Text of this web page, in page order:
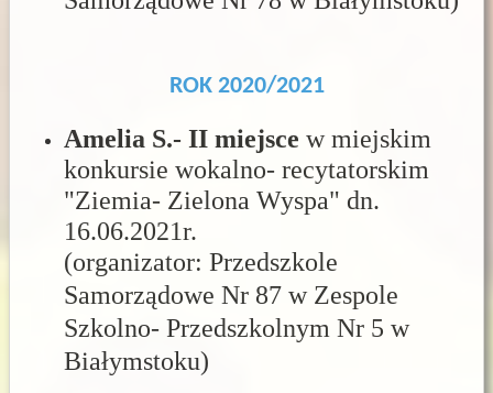
ROK 2020/2021
Amelia S.- II miejsce w miejskim
konkursie wokalno- recytatorskim
"Ziemia- Zielona Wyspa" dn.
16.06.2021r.
(organizator: Przedszkole
Samorządowe Nr 87 w Zespole
Szkolno- Przedszkolnym Nr 5 w
Białymstoku)